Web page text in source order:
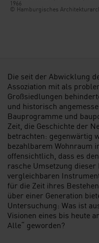
1966
© Hamburgisches
Die seit der Abwicklung
Assoziation mit als
Großsiedlungen
und historisch
Bauprogramme und
Zeit, die Geschichte der
betrachten: gegenwärtig
bezahlbarem Wohnraum
offensichtlich, dass es
rasche Umsetzung
vergleichbaren
für die Zeit ihres
über einer Generation
Untersuchung: Was ist
Visionen eines bis heute
Alle“ geworden?